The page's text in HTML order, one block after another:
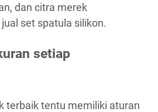
dan citra merek
set spatula silikon.
setiap
terbaik tentu memiliki aturan